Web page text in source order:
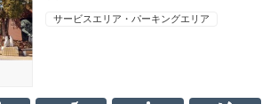
サービスエリア・パーキングエリア